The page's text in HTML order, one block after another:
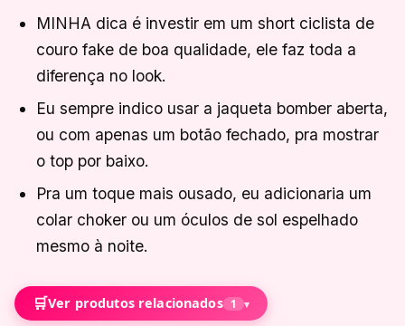
MINHA dica é investir em um short ciclista de
couro fake de boa qualidade, ele faz toda a
diferença no look.
Eu sempre indico usar a jaqueta bomber aberta,
ou com apenas um botão fechado, pra mostrar
o top por baixo.
Pra um toque mais ousado, eu adicionaria um
colar choker ou um óculos de sol espelhado
mesmo à noite.
🛒Ver produtos relacionados 1 ▾